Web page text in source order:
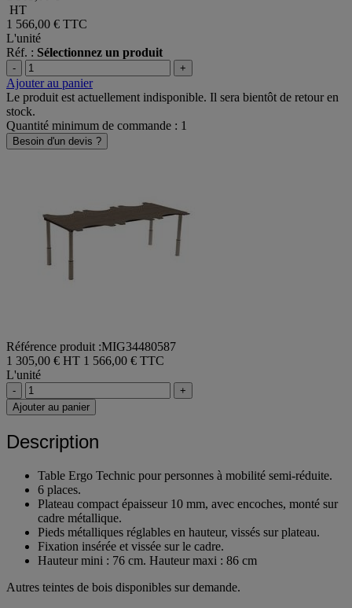
1 305,00 €
HT
1 566,00 €
L'unité
Réf. :Sélectionnez un produit
-
Ajouter au panier
Le produit est actuellement indisponible. Il sera bientôt de retour en
stock.
Quantité minimum de commande : 1
Référence produit :MIG34480587
1 305,00 € HT
L'unité
-
Description
Table Ergo Technic pour personnes à mobilité semi-réduite.
6 places.
Plateau compact épaisseur 10 mm, avec encoches, monté sur
cadre métallique.
Pieds métalliques réglables en hauteur, vissés sur plateau.
Fixation insérée et vissée sur le cadre.